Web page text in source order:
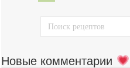
Новые комментарии